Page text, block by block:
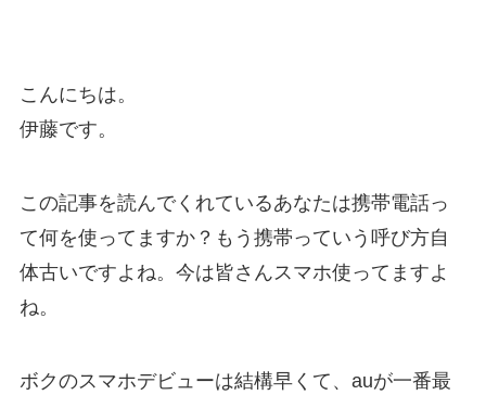
こんにちは。
伊藤です。
この記事を読んでくれているあなたは携帯電話っ
て何を使ってますか？もう携帯っていう呼び方自
体古いですよね。今は皆さんスマホ使ってますよ
ね。
ボクのスマホデビューは結構早くて、auが一番最